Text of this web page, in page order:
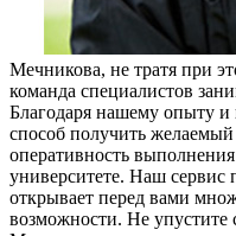
Мечникова, не тратя при
команда специалистов
Благодаря нашему опыту
способ получить
оперативность
университете. Наш
открывает перед вами
возможности. Не